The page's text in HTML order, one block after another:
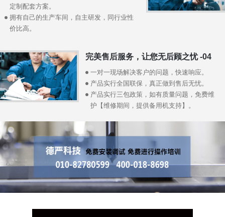
定制配套方案。
拥有自己的生产车间，自主研发，同行业性
价比高。
完美售后服务，让您无后顾之忧 -04
一对一现场解决客户的问题，快速响应。
产品实行全国联保，真正做到售后无忧。
产品实行三包政策，如有质量问题，免费维
护【维修期间，提供备用机支持】。